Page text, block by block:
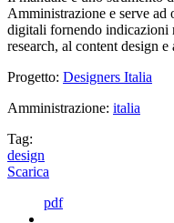
Amministrazione e serve ad
digitali fornendo indicazioni
research, al content design e
Progetto: Designers Italia
Amministrazione: italia
Tag:
design
Scarica
pdf